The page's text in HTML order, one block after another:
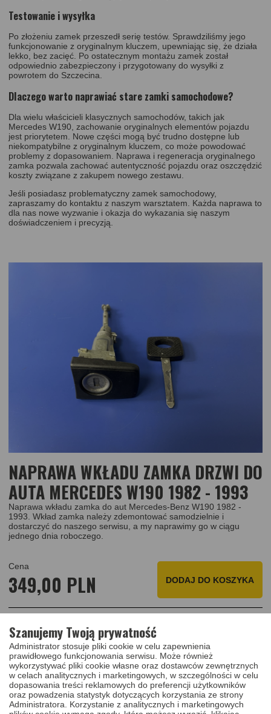
Testowanie i wysyłka
Po złożeniu zamek przeszedł serię testów. Sprawdziliśmy jego
funkcjonowanie z oryginalnym kluczem, upewniając się, że działa
lekko, bez zacięć. Po ostatecznym montażu zamek został
odpowiednio zabezpieczony i przygotowany do wysyłki z
powrotem do Szczecina.
Dlaczego warto naprawiać stare zamki samochodowe?
Dla wielu właścicieli klasycznych samochodów, takich jak
Mercedes W190, zachowanie oryginalnych elementów pojazdu
jest priorytetem. Nowe części mogą być trudno dostępne lub
niekompatybilne z oryginalnym kluczem, co może powodować
problemy z dopasowaniem. Naprawa i regeneracja oryginalnego
zamka pozwala zachować autentyczność pojazdu oraz oszczędzić
koszty związane z zakupem nowego zestawu.
Jeśli posiadasz problematyczny zamek samochodowy,
zapraszamy do kontaktu z naszym warsztatem. Każda naprawa to
dla nas nowe wyzwanie i okazja do wykazania się naszym
doświadczeniem i precyzją.
NAPRAWA WKŁADU ZAMKA DRZWI DO
AUTA MERCEDES W190 1982 - 1993
Naprawa wkładu zamka do aut Mercedes-Benz W190 1982 -
1993. Wkład zamka należy zdemontować samodzielnie i
dostarczyć do naszego serwisu, a my naprawimy go w ciągu
jednego dnia roboczego.
Cena
349,00 PLN DODAJ DO KOSZYKA
Chcesz zobaczyć, jak naprawiamy zamki? Zapraszamy do
zapoznania się z materiałem fotograficznym z tej realizacji i
filmami pokazującym jak naprawiamy zamki na naszym kanale
YouTube.
2
Szanujemy Twoją prywatność
Administrator stosuje pliki cookie w celu zapewnienia
prawidłowego funkcjonowania serwisu. Może również
wykorzystywać pliki cookie własne oraz dostawców zewnętrznych
w celach analitycznych i marketingowych, w szczególności w celu
dopasowania treści reklamowych do preferencji użytkowników
oraz powadzenia statystyk dotyczących korzystania ze strony
Administratora. Korzystanie z analitycznych i marketingowych